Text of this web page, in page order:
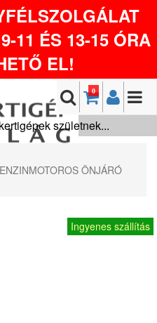
11 ÉS 13-15 ÓRA
EL!
0
születnek...
ÖNJÁRÓ
Ingyenes szállítás